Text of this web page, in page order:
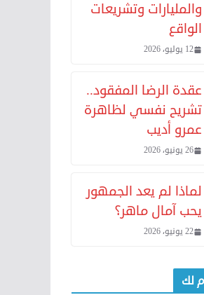
والمليارات وتشريعات
الواقع
12 يوليو، 2026
عقدة الرضا المفقود..
تشريح نفسي لظاهرة
عمرو أديب
26 يونيو، 2026
لماذا لم يعد الجمهور
يحب آمال ماهر؟
22 يونيو، 2026
لك